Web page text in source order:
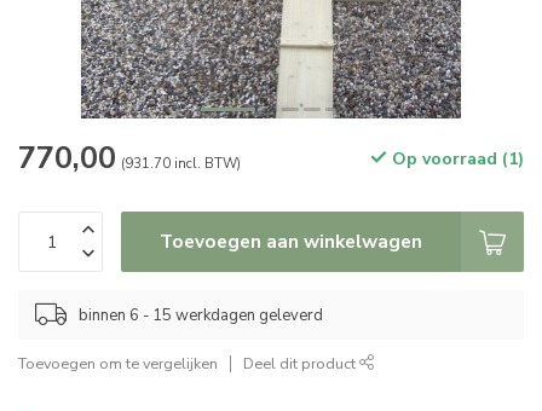
770,00 (931.70 incl. BTW) Op voorraad (1)
Toevoegen aan winkelwagen
binnen 6 - 15 werkdagen geleverd
Toevoegen om te vergelijken Deel dit product